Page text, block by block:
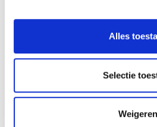
Alles
Selectie
Weigeren